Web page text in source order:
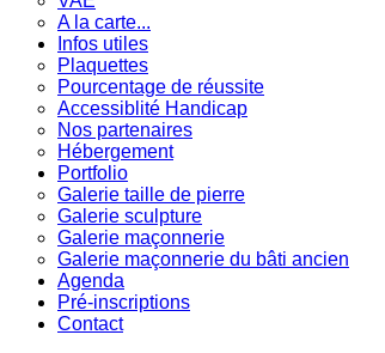
A la carte...
Infos utiles
Plaquettes
Pourcentage de réussite
Accessiblité Handicap
Nos partenaires
Hébergement
Portfolio
Galerie taille de pierre
Galerie sculpture
Galerie maçonnerie
Galerie maçonnerie du bâti ancien
Agenda
Pré-inscriptions
Contact